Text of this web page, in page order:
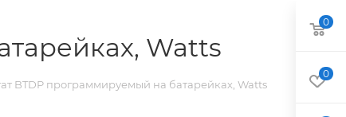
Watts
BTDP программируемый на батарейках, Watts
0
0